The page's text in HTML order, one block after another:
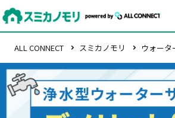
ALL CONNECT スミカノモリ ウォータ